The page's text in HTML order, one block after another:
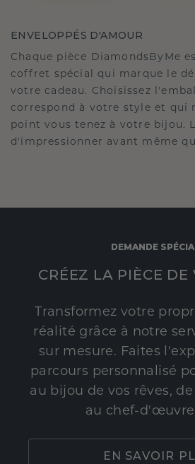
ENVELOPPÉS D'AMOUR
Chaque pièce DiamondsByMe
coffret spécial qui marque le
votre cadeau. Choisissez
correspond à votre style et qui
point vous tenez à votre bijou.
d'impressionner avant même
DEMANDE
CRÉEZ LA PIÈCE DE
Transformez votre
réalité grâce à notre
sur mesure. Faites
parcours personnalisé
au bijou de vos rêves,
au chef-
EN SAVOIR